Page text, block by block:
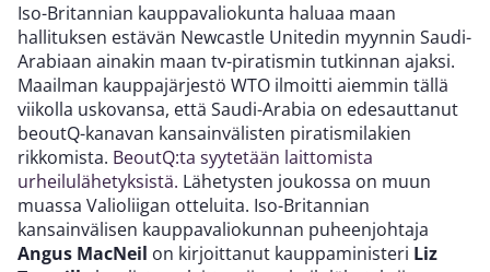
Iso-Britannian kauppavaliokunta haluaa maan
hallituksen estävän Newcastle Unitedin myynnin Saudi-
Arabiaan ainakin maan tv-piratismin tutkinnan ajaksi.
Maailman kauppajärjestö WTO ilmoitti aiemmin tällä
viikolla uskovansa, että Saudi-Arabia on edesauttanut
beoutQ-kanavan kansainvälisten piratismilakien
rikkomista. BeoutQ:ta syytetään laittomista
urheilulähetyksistä. Lähetysten joukossa on muun
muassa Valioliigan otteluita. Iso-Britannian
kansainvälisen kauppavaliokunnan puheenjohtaja
Angus MacNeil on kirjoittanut kauppaministeri Liz